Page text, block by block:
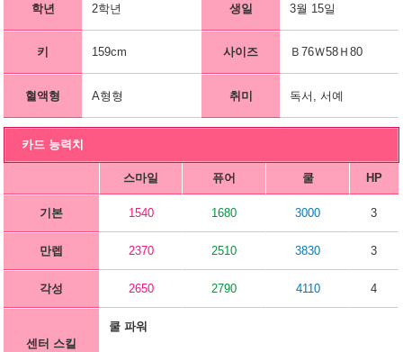
학년 2학년 생일 3월 15일
키 159cm 사이즈 Ｂ76Ｗ58Ｈ80
혈액형 A형형 취미 독서, 서예
카드 능력치
스마일 퓨어 쿨 HP
기본 1540 1680 3000 3
만렙 2370 2510 3830 3
각성 2650 2790 4110 4
센터 스킬
쿨 파워